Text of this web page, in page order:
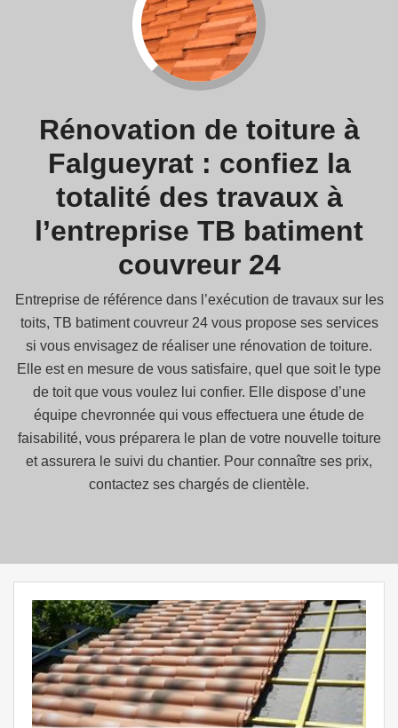
Rénovation de toiture à
Falgueyrat : confiez la
totalité des travaux à
l’entreprise TB batiment
couvreur 24
Entreprise de référence dans l’exécution de travaux sur les
toits, TB batiment couvreur 24 vous propose ses services
si vous envisagez de réaliser une rénovation de toiture.
Elle est en mesure de vous satisfaire, quel que soit le type
de toit que vous voulez lui confier. Elle dispose d’une
équipe chevronnée qui vous effectuera une étude de
faisabilité, vous préparera le plan de votre nouvelle toiture
et assurera le suivi du chantier. Pour connaître ses prix,
contactez ses chargés de clientèle.